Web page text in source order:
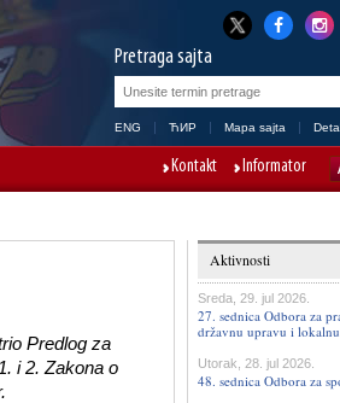
Pretraga sajta
ENG ЋИР Mapa sajta
Kontakt Informator
Predlog za
i 2. Zakona o
Aktivnosti
Sreda, 29. jul 2026.
27. sednica Odbora za
državnu upravu i
Utorak, 28. jul 2026.
48. sednica Odbora za